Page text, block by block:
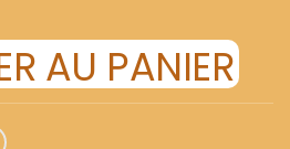
AU PANIER